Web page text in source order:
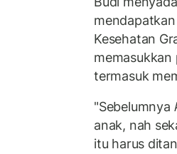
Kesehatan
memasukkan
termasuk
"Sebelumnya
anak, nah
itu harus